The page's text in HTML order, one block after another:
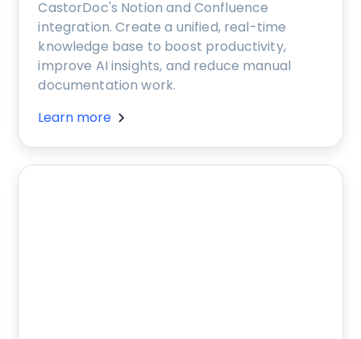
CastorDoc's Notion and Confluence
integration. Create a unified, real-time
knowledge base to boost productivity,
improve AI insights, and reduce manual
documentation work.
Learn more